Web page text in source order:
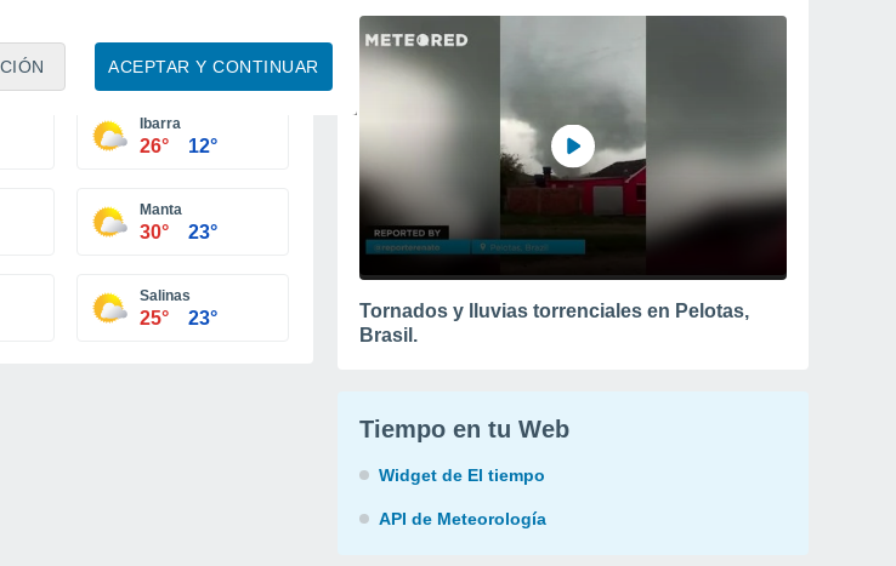
ACEPTAR Y CONTINUAR
22° 8°
Ibarra
26° 12°
Manta
30° 23°
Salinas
25° 23°
Tornados y lluvias torrenciales en Pelotas,
Brasil.
Tiempo en tu Web
Widget de El tiempo
API de Meteorología